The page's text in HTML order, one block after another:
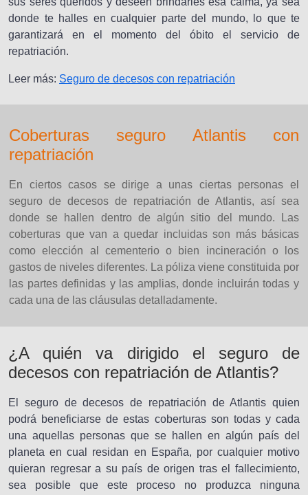
donde te halles en cualquier parte del mundo, lo que te
garantizará en el momento del óbito el servicio de
repatriación.
Leer más: Seguro de decesos con repatriación
Coberturas seguro Atlantis con
repatriación
En ciertos casos se dirige a unas ciertas personas el
seguro de decesos de repatriación de Atlantis, así sea
donde se hallen dentro de algún sitio del mundo. Las
coberturas que van a quedar incluidas son más básicas
como elección al cementerio o bien incineración o los
gastos de niveles diferentes. La póliza viene constituida por
las partes definidas y las amplias, donde incluirán todas y
cada una de las cláusulas detalladamente.
¿A quién va dirigido el seguro de
decesos con repatriación de Atlantis?
El seguro de decesos de repatriación de Atlantis quien
podrá beneficiarse de estas coberturas son todas y cada
una aquellas personas que se hallen en algún país del
planeta en cual residan en España, por cualquier motivo
quieran regresar a su país de origen tras el fallecimiento,
sea posible que este proceso no produzca ninguna